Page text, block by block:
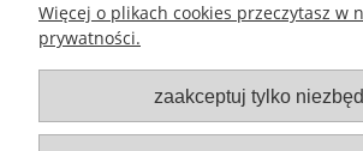
Informacje
Więcej o plikach cookies przeczytasz w
prywatności.
zaakceptuj tylko